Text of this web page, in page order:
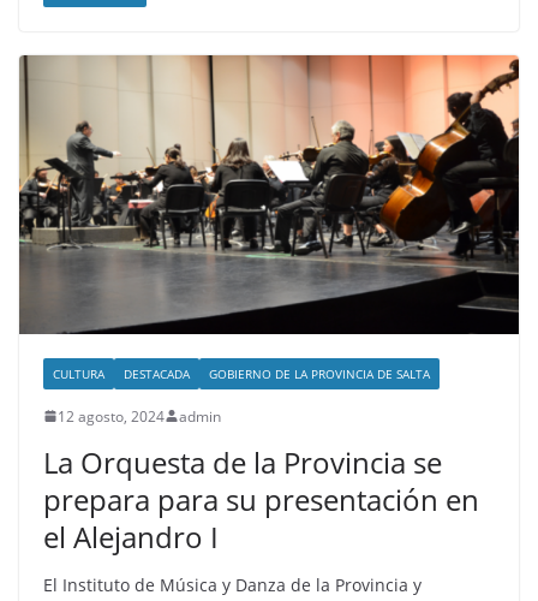
CULTURA DESTACADA GOBIERNO DE LA PROVINCIA DE SALTA
12 agosto, 2024 admin
La Orquesta de la Provincia se
prepara para su presentación en
el Alejandro I
El Instituto de Música y Danza de la Provincia y